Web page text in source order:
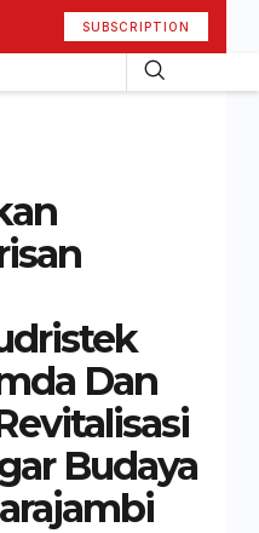
SUBSCRIPTION
Dan
Budaya